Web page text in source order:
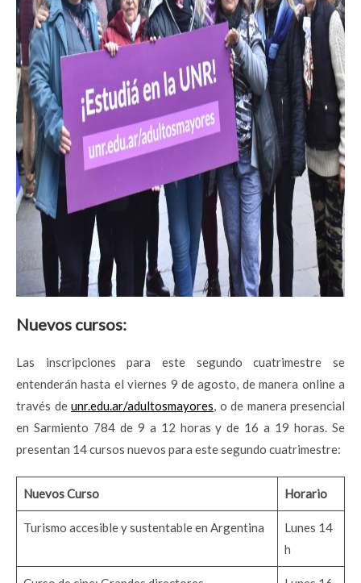
Nuevos cursos:
Las inscripciones para este segundo cuatrimestre se
entenderán hasta el viernes 9 de agosto, de manera online a
través de unr.edu.ar/adultosmayores, o de manera presencial
en Sarmiento 784 de 9 a 12 horas y de 16 a 19 horas. Se
presentan 14 cursos nuevos para este segundo cuatrimestre:
Nuevos Curso Horario
Turismo accesible y sustentable en Argentina
Lunes 14
h